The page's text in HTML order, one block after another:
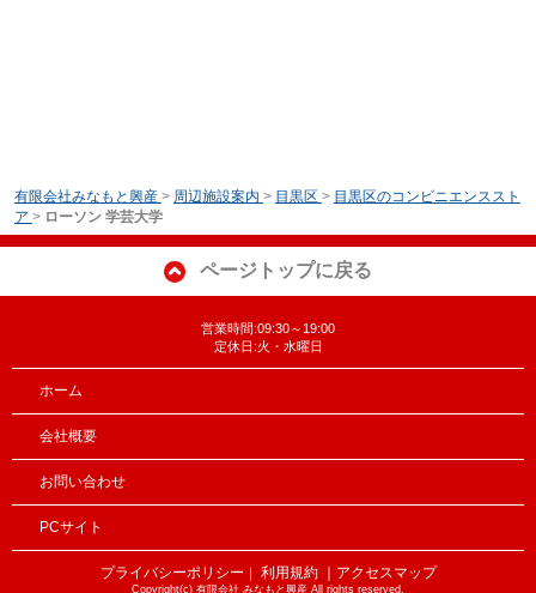
有限会社みなもと興産 > 周辺施設案内 > 目黒区 > 目黒区のコンビニエンススト
ア > ローソン 学芸大学
ページトップに戻る
営業時間:09:30～19:00
定休日:火・水曜日
ホーム
会社概要
お問い合わせ
PCサイト
プライバシーポリシー ｜ 利用規約 ｜アクセスマップ
Copyright(c) 有限会社 みなもと興産 All rights reserved.